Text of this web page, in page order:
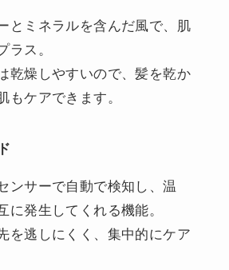
とミネラルを含んだ風で、肌
ラス。
乾燥しやすいので、髪を乾か
もケアできます。
ンサーで自動で検知し、温
に発生してくれる機能。
を逃しにくく、集中的にケア